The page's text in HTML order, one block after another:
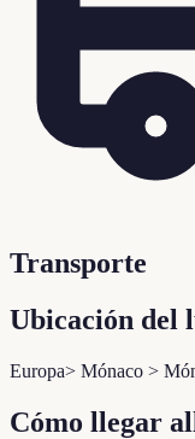
Transporte
Ubicación del
Europa> Mónaco >
Cómo llegar